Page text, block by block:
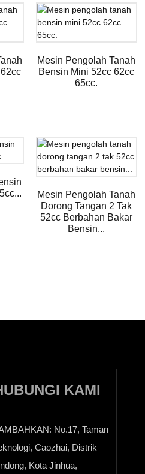
Mesin Pengolah Tanah
Bensin Mini 52cc 62cc
65cc.
Mesin Pengolah Tanah
Dorong Tangan 2 Tak
52cc Berbahan Bakar
Bensin...
KAMI
No.17, Taman
Caozhai, Distrik
Kota Jinhua,